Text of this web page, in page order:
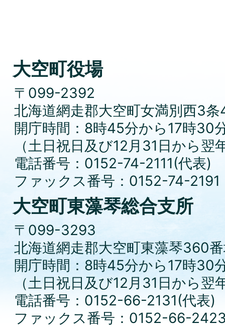
大空町役場
〒099-2392
北海道網走郡大空町女満別西3条
開庁時間：8時45分から17時30
（土日祝日及び12月31日から
電話番号：0152-74-2111(代表)
ファックス番号：0152-74-2191
大空町東藻琴総合支所
〒099-3293
北海道網走郡大空町東藻琴360
開庁時間：8時45分から17時30
（土日祝日及び12月31日から
電話番号：0152-66-2131(代表)
ファックス番号：0152-66-